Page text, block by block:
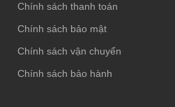
Chính sách thanh toán
Chính sách bảo mật
Chính sách vận chuyển
Chính sách bảo hành